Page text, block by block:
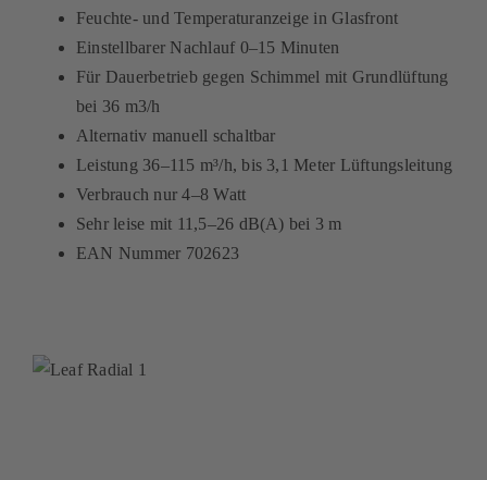
Feuchte- und Temperaturanzeige in Glasfront
Einstellbarer Nachlauf 0–15 Minuten
Für Dauerbetrieb gegen Schimmel mit Grundlüftung
bei 36 m3/h
Alternativ manuell schaltbar
Leistung 36–115 m³/h, bis 3,1 Meter Lüftungsleitung
Verbrauch nur 4–8 Watt
Sehr leise mit 11,5–26 dB(A) bei 3 m
EAN Nummer 702623